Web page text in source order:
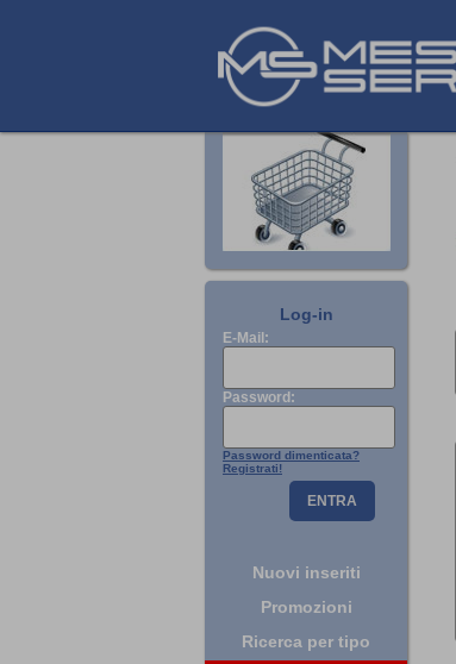
Log-in
E-Mail:
Password:
Password dimenticata?
Registrati!
ENTRA
Nuovi inseriti
Promozioni
Ricerca per tipo